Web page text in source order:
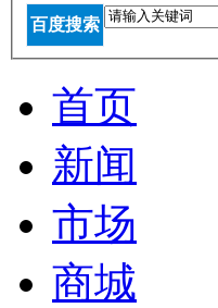
百度搜索
首页
新闻
市场
商城